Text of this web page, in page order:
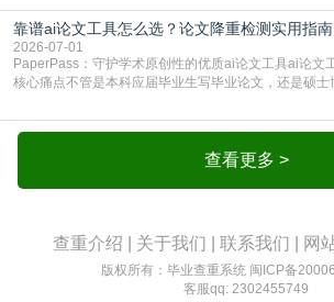
疑问：国际学术会议论文到底好不好发表？其价值和
AEIC学术交流中心小编就为大家介绍“国际学术会议论
文发表的相对优势与期刊论文相比，国际会议论文的发
靠谱ai论文工具怎么选？论文降重检测实用指南
2026-07-01
PaperPass：守护学术原创性的优质ai论文工具ai论文
核心痛点不管是本科应届毕业生写毕业论文，还是硕士
自己逐句读逐句改，熬好几个大夜不说，还经常改不
率超标，再返工太折腾。现在有了成熟的ai论文工具
决。靠谱的ai论文工具，不止能帮你梳查看更多 >
查重介绍 关于我们 联系我们 网
版权所有：毕业查重系统 闽ICP备
客服qq: 2302455749